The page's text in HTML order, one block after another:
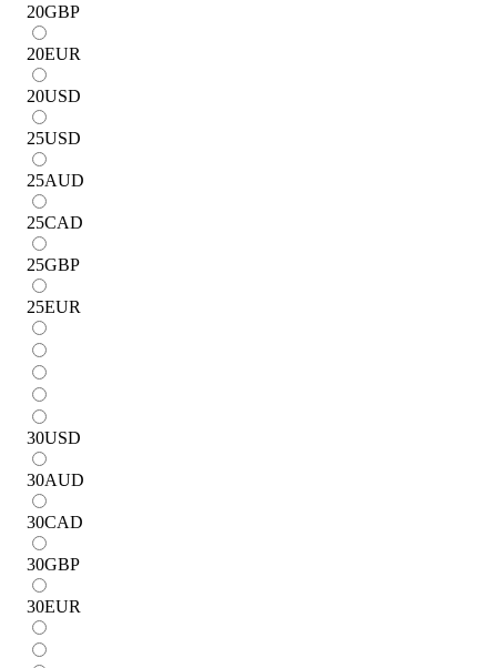
20GBP
20EUR
20USD
25USD
25AUD
25CAD
25GBP
25EUR
30USD
30AUD
30CAD
30GBP
30EUR